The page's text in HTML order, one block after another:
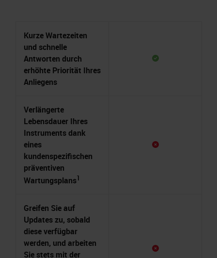
Kurze Wartezeiten
und schnelle
Antworten durch
erhöhte Priorität Ihres
Anliegens
Verlängerte
Lebensdauer Ihres
Instruments dank
eines
kundenspezifischen
präventiven
Wartungsplans1
Greifen Sie auf
Updates zu, sobald
diese verfügbar
werden, und arbeiten
Sie stets mit der